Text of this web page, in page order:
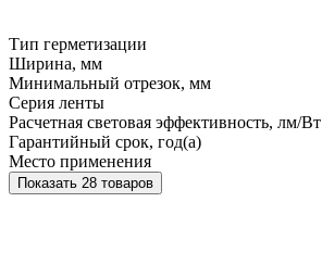
Тип герметизации
Ширина, мм
Минимальный отрезок, мм
Серия ленты
Расчетная световая эффективность, лм/Вт
Гарантийный срок, год(а)
Место применения
Показать 28 товаров